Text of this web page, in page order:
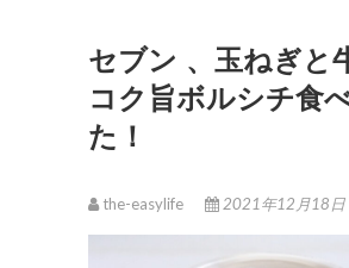
セブン 、玉ねぎと
コク旨ボルシチ食
た！
the-easylife 2021年12月18日